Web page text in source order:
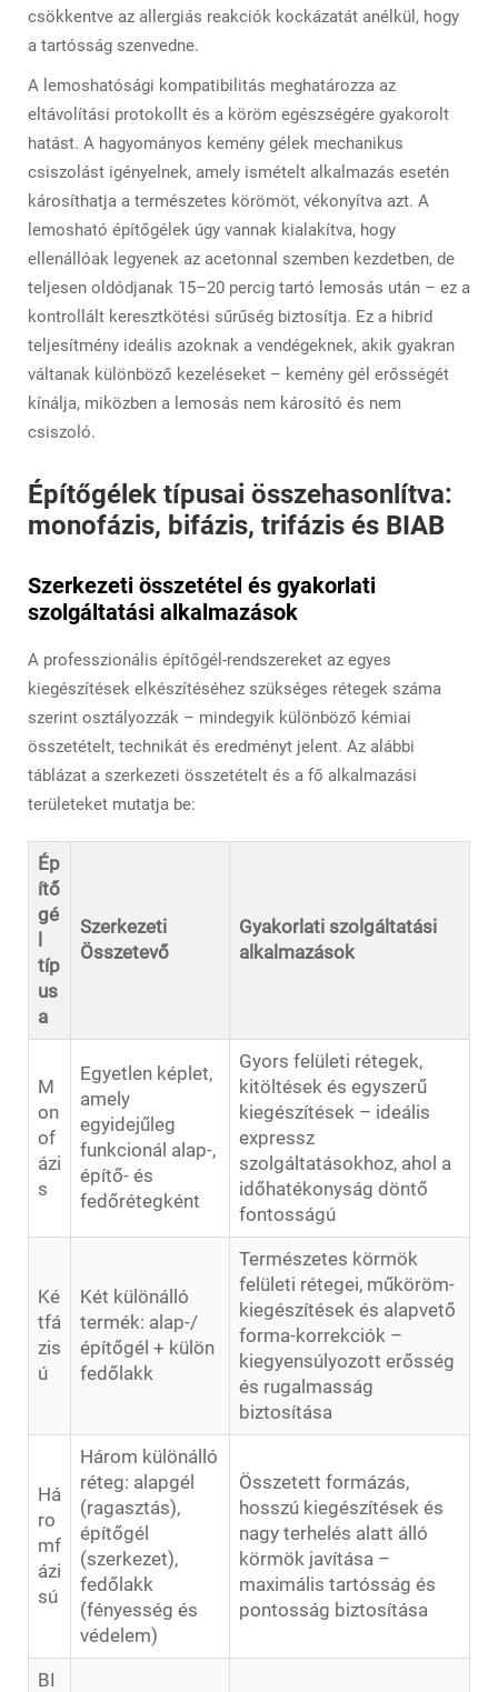
csökkentve az allergiás reakciók kockázatát anélkül, hogy
a tartósság szenvedne.
A lemoshatósági kompatibilitás meghatározza az
eltávolítási protokollt és a köröm egészségére gyakorolt
hatást. A hagyományos kemény gélek mechanikus
csiszolást igényelnek, amely ismételt alkalmazás esetén
károsíthatja a természetes körömöt, vékonyítva azt. A
lemosható építőgélek úgy vannak kialakítva, hogy
ellenállóak legyenek az acetonnal szemben kezdetben, de
teljesen oldódjanak 15–20 percig tartó lemosás után – ez a
kontrollált keresztkötési sűrűség biztosítja. Ez a hibrid
teljesítmény ideális azoknak a vendégeknek, akik gyakran
váltanak különböző kezeléseket – kemény gél erősségét
kínálja, miközben a lemosás nem károsító és nem
csiszoló.
Építőgélek típusai összehasonlítva:
monofázis, bifázis, trifázis és BIAB
Szerkezeti összetétel és gyakorlati
szolgáltatási alkalmazások
A professzionális építőgél-rendszereket az egyes
kiegészítések elkészítéséhez szükséges rétegek száma
szerint osztályozzák – mindegyik különböző kémiai
összetételt, technikát és eredményt jelent. Az alábbi
táblázat a szerkezeti összetételt és a fő alkalmazási
területeket mutatja be:
Ép
ítő
gé
l
típ
us
a
Szerkezeti
Összetevő
Gyakorlati szolgáltatási
alkalmazások
M
on
of
ázi
s
Egyetlen képlet,
amely
egyidejűleg
funkcionál alap-,
építő- és
fedőrétegként
Gyors felületi rétegek,
kitöltések és egyszerű
kiegészítések – ideális
expressz
szolgáltatásokhoz, ahol a
időhatékonyság döntő
fontosságú
Ké
tfá
zis
ú
Két különálló
termék: alap-/
építőgél + külön
fedőlakk
Természetes körmök
felületi rétegei, műköröm-
kiegészítések és alapvető
forma-korrekciók –
kiegyensúlyozott erősség
és rugalmasság
biztosítása
Há
ro
mf
ázi
sú
Három különálló
réteg: alapgél
(ragasztás),
építőgél
(szerkezet),
fedőlakk
(fényesség és
védelem)
Összetett formázás,
hosszú kiegészítések és
nagy terhelés alatt álló
körmök javítása –
maximális tartósság és
pontosság biztosítása
BI